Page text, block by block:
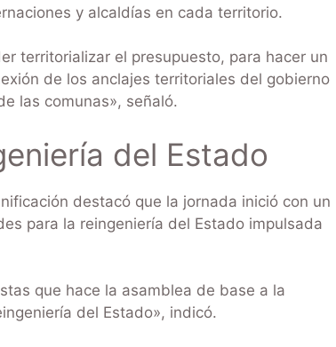
y alcaldías en cada territorio.
territorializar el presupuesto, para hacer un
de los anclajes territoriales del gobierno
las comunas», señaló.
del Estado
destacó que la jornada inició con un
para la reingeniería del Estado impulsada
que hace la asamblea de base a la
del Estado», indicó.